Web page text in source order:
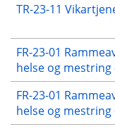
TR-23-11
FR-23-01
helse og mestring
FR-23-01
helse og mestring